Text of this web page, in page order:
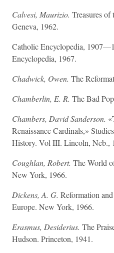
Calvesi, Maurizio. Treasures of
Geneva, 1962.
Catholic Encyclopedia,
Encyclopedia, 1967.
Chadwick, Owen. The
Chamberlin, E. R. The Bad
Chambers, David Sanderson.
Renaissance Cardinals,»
History. Vol III. Lincoln, Neb.,
Coughlan, Robert. The World
New York, 1966.
Dickens, A. G. Reformation
Europe. New York, 1966.
Erasmus, Desiderius. The
Hudson. Princeton, 1941.